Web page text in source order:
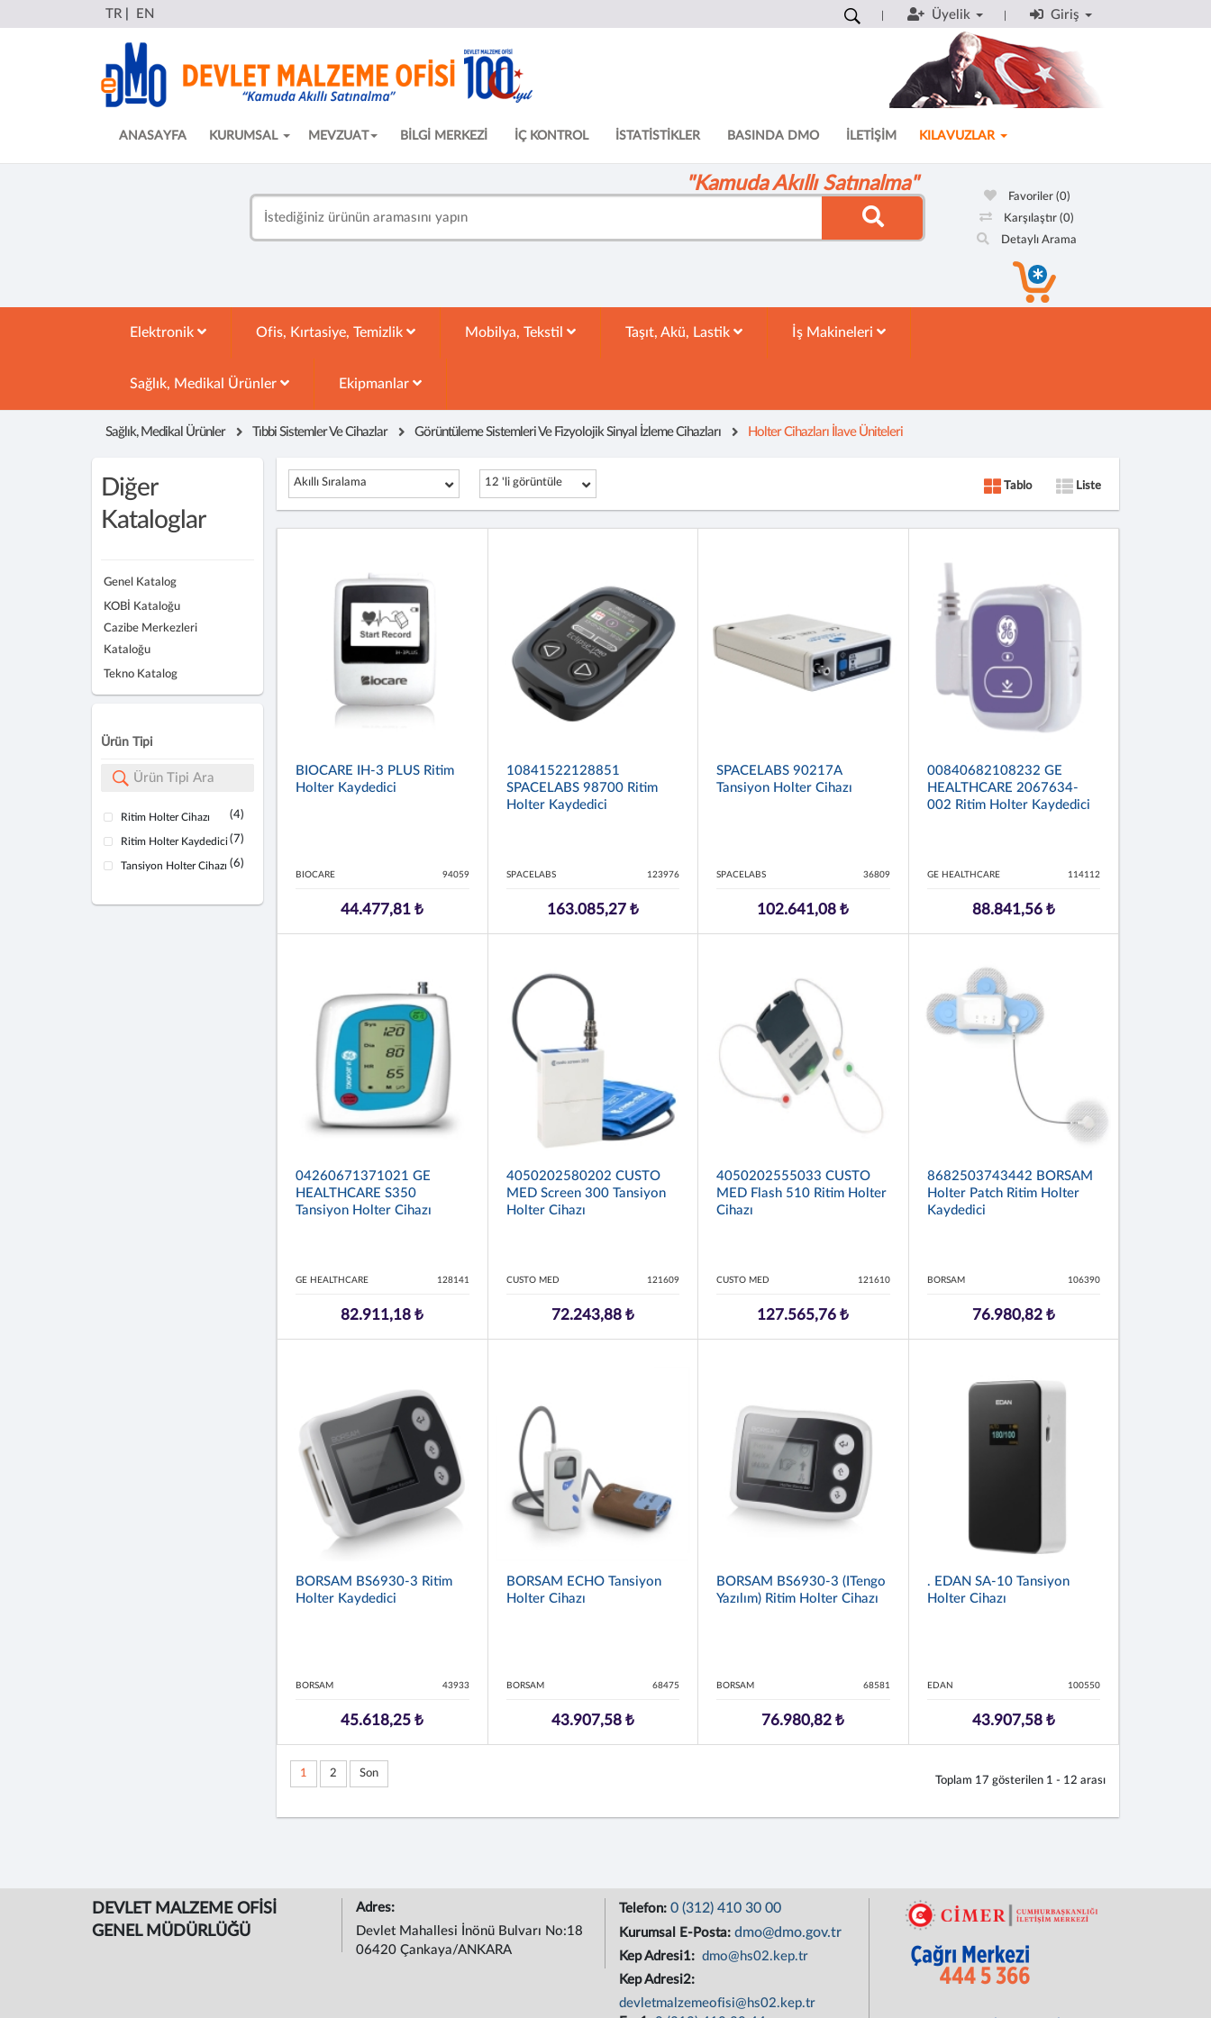
TR EN Üyelik Giriş
ANASAYFA KURUMSAL MEVZUAT BİLGİ MERKEZİ İÇ KONTROL İSTATİSTİKLER BASINDA DMO İLETİŞİM KILAVUZLAR
"Kamuda Akıllı Satınalma"
Favoriler (0)
Karşılaştır (0)
Detaylı Arama
Elektronik Ofis, Kırtasiye, Temizlik Mobilya, Tekstil Taşıt, Akü, Lastik İş Makineleri
Sağlık, Medikal Ürünler Ekipmanlar
Sağlık, Medikal Ürünler Tıbbi Sistemler Ve Cihazlar Görüntüleme Sistemleri Ve Fizyolojik Sinyal İzleme Cihazları Holter Cihazları İlave Üniteleri
Diğer
Kataloglar
Genel Katalog
KOBİ Kataloğu
Cazibe Merkezleri
Kataloğu
Tekno Katalog
Ürün Tipi
Ritim Holter Cihazı (4)
Ritim Holter Kaydedici (7)
Tansiyon Holter Cihazı (6)
Akıllı Sıralama 12 'li görüntüle Tablo Liste
BIOCARE IH-3 PLUS Ritim
Holter Kaydedici
BIOCARE 94059
44.477,81 ₺
10841522128851
SPACELABS 98700 Ritim
Holter Kaydedici
SPACELABS 123976
163.085,27 ₺
SPACELABS 90217A
Tansiyon Holter Cihazı
SPACELABS 36809
102.641,08 ₺
00840682108232 GE
HEALTHCARE 2067634-
002 Ritim Holter Kaydedici
GE HEALTHCARE 114112
88.841,56 ₺
04260671371021 GE
HEALTHCARE S350
Tansiyon Holter Cihazı
GE HEALTHCARE 128141
82.911,18 ₺
4050202580202 CUSTO
MED Screen 300 Tansiyon
Holter Cihazı
CUSTO MED 121609
72.243,88 ₺
4050202555033 CUSTO
MED Flash 510 Ritim Holter
Cihazı
CUSTO MED 121610
127.565,76 ₺
8682503743442 BORSAM
Holter Patch Ritim Holter
Kaydedici
BORSAM 106390
76.980,82 ₺
BORSAM BS6930-3 Ritim
Holter Kaydedici
BORSAM 43933
45.618,25 ₺
BORSAM ECHO Tansiyon
Holter Cihazı
BORSAM 68475
43.907,58 ₺
BORSAM BS6930-3 (iTengo
Yazılım) Ritim Holter Cihazı
BORSAM 68581
76.980,82 ₺
. EDAN SA-10 Tansiyon
Holter Cihazı
EDAN 100550
43.907,58 ₺
1 2 Son
Toplam 17 gösterilen 1 - 12 arası
DEVLET MALZEME OFİSİ
GENEL MÜDÜRLÜĞÜ
Adres:
Devlet Mahallesi İnönü Bulvarı No:18
06420 Çankaya/ANKARA
Telefon: 0 (312) 410 30 00
Kurumsal E-Posta: dmo@dmo.gov.tr
Kep Adresi1: dmo@hs02.kep.tr
Kep Adresi2:
devletmalzemeofisi@hs02.kep.tr